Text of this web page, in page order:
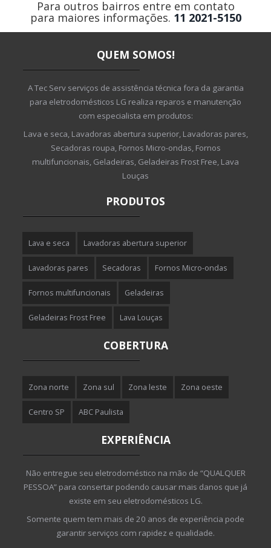
Para outros bairros entre em contato
para maiores informações. 11 2021-5150
QUEM SOMOS!
A Tec Serv serviços de assistência técnica fora da garantia
para eletrodomésticos LG realiza reparos e manutenção
com especialista em produtos:
Lava e seca, Lavadoras abertura superior, Lavadoras pares,
Secadoras roupa, Fornos Micro-ondas, Fornos
multifuncionais, Geladeiras, Geladeiras Frost Free, Lava
Louças
PRODUTOS
Lava e seca Lavadoras abertura superior
Lavadoras pares Secadoras Fornos Micro-ondas
Fornos multifuncionais Geladeiras
Geladeiras Frost Free Lava Louças
COBERTURA
Zona norte Zona sul Zona leste Zona oeste
Centro SP ABC Paulista
EXPERIÊNCIA
Não entregue seu eletrodoméstico na mão de “QUALQUER
PESSOA” para consertar podendo causar mais danos que já
existe em seu eletrodomésticos LG.
Somente quem tem mais de 20 anos de experiência pode
garantir serviços com rapidez e qualidade.